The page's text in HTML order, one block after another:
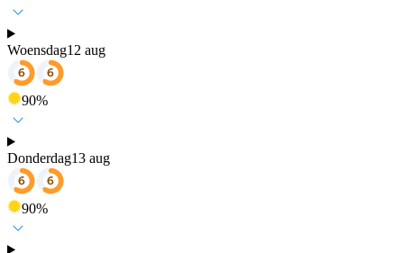
Woensdag12 aug
90%
Donderdag13 aug
90%